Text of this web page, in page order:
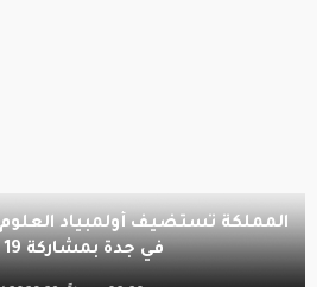
في جدة بمشاركة 19 دولة